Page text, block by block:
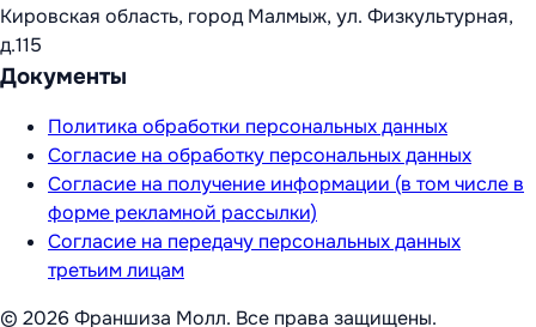
Кировская область, город Малмыж, ул. Физкультурная,
д.115
Документы
Политика обработки персональных данных
Согласие на обработку персональных данных
Согласие на получение информации (в том числе в
форме рекламной рассылки)
Согласие на передачу персональных данных
третьим лицам
© 2026 Франшиза Молл. Все права защищены.